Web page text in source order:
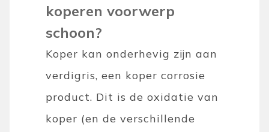
koperen voorwerp
schoon?
Koper kan onderhevig zijn aan
verdigris, een koper corrosie
product. Dit is de oxidatie van
koper (en de verschillende